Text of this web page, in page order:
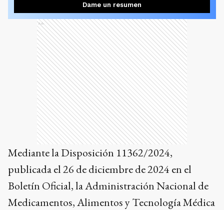
Dame un resumen
Ads
Mediante la Disposición 11362/2024,
publicada el 26 de diciembre de 2024 en el
Boletín Oficial, la Administración Nacional de
Medicamentos, Alimentos y Tecnología Médica